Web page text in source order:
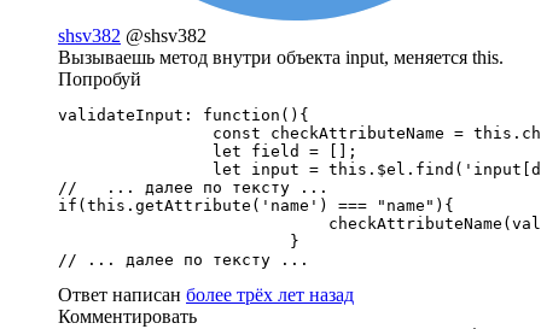
shsv382 @shsv382
Вызываешь метод внутри объекта input, меняется this.
Попробуй
validateInput: function(){
const checkAttributeName =
                let field = [];
let input =
//   ... далее по тексту ...
if(this.getAttribute('name') === "name"){
                        }
// ... далее по тексту ...
Ответ написан более трёх лет назад
Комментировать